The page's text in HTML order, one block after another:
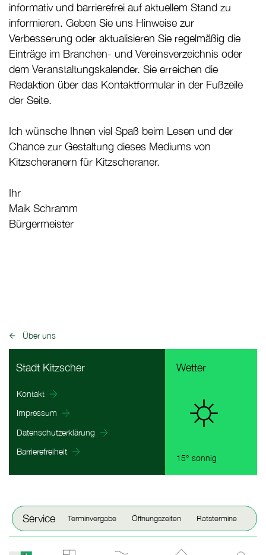
Service
Fenster schließen
Terminvergabe Öffnungszeiten Ratstermine
informativ und barrierefrei auf aktuellem Stand zu
informieren. Geben Sie uns Hinweise zur
Verbesserung oder aktualisieren Sie regelmäßig die
Einträge im Branchen- und Vereinsverzeichnis oder
dem Veranstaltungskalender. Sie erreichen die
Redaktion über das Kontaktformular in der Fußzeile
der Seite.
Ich wünsche Ihnen viel Spaß beim Lesen und der
Chance zur Gestaltung dieses Mediums von
Kitzscheranern für Kitzscheraner.
Ihr
Maik Schramm
Bürgermeister
zurück zu:
Über uns
Fußbereich Informationen
Stadt Kitzscher
Kontakt
Impressum
Datenschutzerklärung
Barrierefreiheit
Wetter
15° sonnig